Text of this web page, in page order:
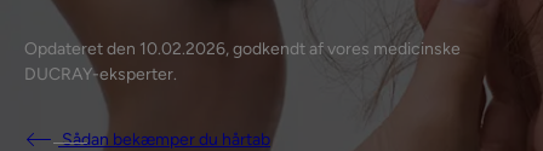
Opdateret den 10.02.2026, godkendt afvores medicinske
DUCRAY-eksperter.
Sådan bekæmper du hårtab